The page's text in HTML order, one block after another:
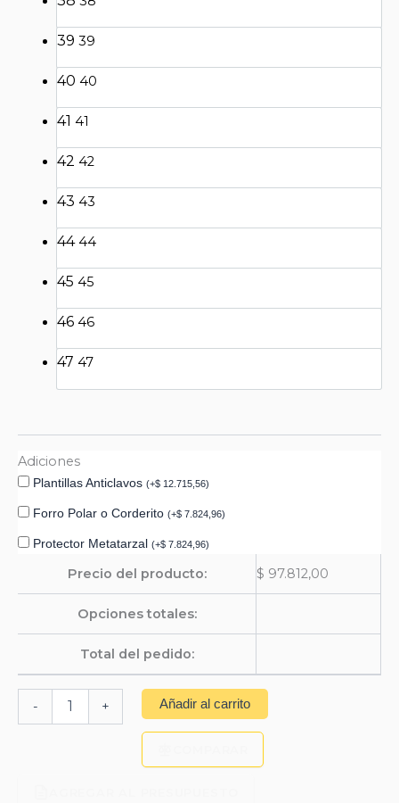
39 39
40 40
41 41
42 42
43 43
44 44
45 45
46 46
47 47
Adiciones
Plantillas Anticlavos (+$ 12.715,56)
Forro Polar o Corderito (+$ 7.824,96)
Protector Metatarzal (+$ 7.824,96)
Precio del producto: $ 97.812,00
Opciones totales:
Total del pedido:
- + Añadir al carrito